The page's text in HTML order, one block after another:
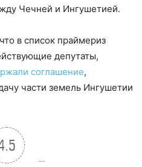
Чечней и Ингушетией.
в список праймериз
депутаты,
соглашение,
части земель Ингушетии